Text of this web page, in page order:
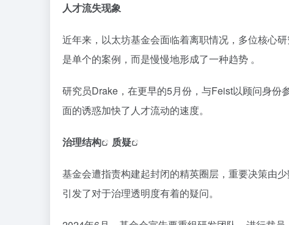
人才流失现象
近年来，以太坊基金会面临着离职情况，多位核心
是单个的案例，而是慢慢地形成了一种趋势 。
研究员Drake，在更早的5月份，与Feist以顾问身
面的诱惑加快了人才流动的速度。
治理结构 质疑
基金会遭指责构建起封闭的精英圈层，重要决策由
引发了对于治理透明度有着的疑问。